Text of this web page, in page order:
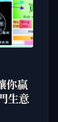
你贏
生意